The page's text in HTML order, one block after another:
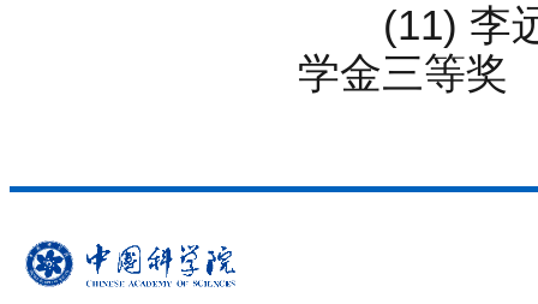
(11) 李远
学金三等奖